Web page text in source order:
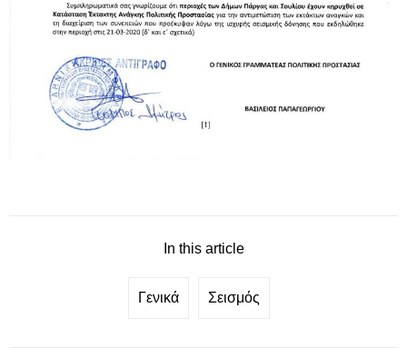
In this article
Γενικά Σεισμός